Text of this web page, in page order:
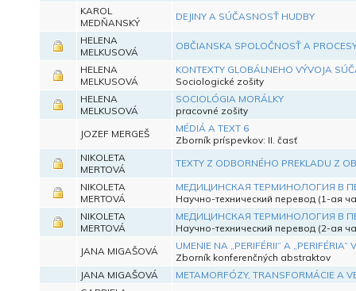
KAROL
MEDŇANSKÝ
DEJINY A SÚČASNOSŤ HUDBY
HELENA
MELKUSOVÁ
OBČIANSKA SPOLOČNOSŤ A
HELENA
MELKUSOVÁ
KONTEXTY GLOBÁLNEHO VÝVOJA
Sociologické zošity
HELENA
MELKUSOVÁ
SOCIOLÓGIA MORÁLKY
pracovné zošity
JOZEF MERGEŠ
MÉDIÁ A TEXT 6
Zborník príspevkov: II. časť
NIKOLETA
MERTOVÁ
TEXTY Z ODBORNÉHO PREKLADU Z
NIKOLETA
MERTOVÁ
МЕДИЦИНСКАЯ ТЕРМИНОЛОГИЯ В
Научно-технический перевод (1-ая
NIKOLETA
MERTOVÁ
МЕДИЦИНСКАЯ ТЕРМИНОЛОГИЯ В
Научно-технический перевод (2-ая
JANA MIGAŠOVÁ
UMENIE NA „PERIFÉRII“ A „PERIFÉRIA“
Zborník konferenčných abstraktov
JANA MIGAŠOVÁ
METAMORFÓZY, TRANSFORMÁCIE A